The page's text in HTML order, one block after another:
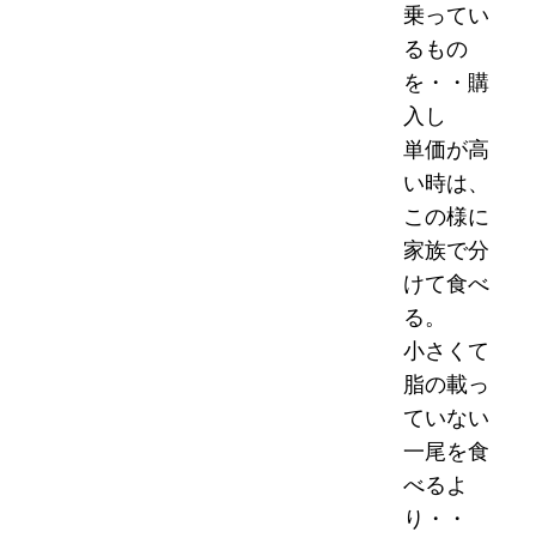
乗ってい
るもの
を・・購
入し
単価が高
い時は、
この様に
家族で分
けて食べ
る。
小さくて
脂の載っ
ていない
一尾を食
べるよ
り・・